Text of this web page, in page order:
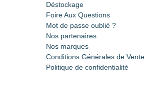
Déstockage
Foire Aux Questions
Mot de passe oublié ?
Nos partenaires
Nos marques
Conditions Générales de Vente
Politique de confidentialité